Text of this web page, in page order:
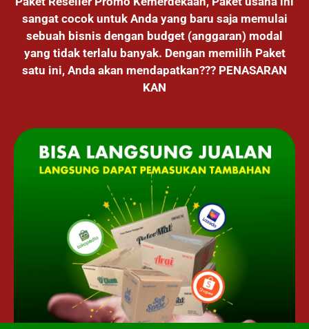
sangat cocok untuk Anda yang baru saja memulai
sebuah bisnis dengan budget (anggaran) modal
yang tidak terlalu banyak. Dengan memilih Paket
satu ini, Anda akan mendapatkan??? PENASARAN
KAN